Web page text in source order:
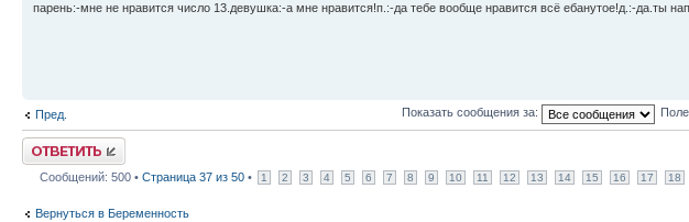
парень:-мне не нравится число 13.девушка:-а мне нравится!п.:-да тебе вообще нравится всё ебанутое!д.:-да.ты
Пред. Показать сообщения за:
Ответить
Сообщений: 500 • Страница 37 из 50 • 1 2 3 4 5 6 7 8 9 10 11 12 13 14 15 16 17 18
Вернуться в Беременность